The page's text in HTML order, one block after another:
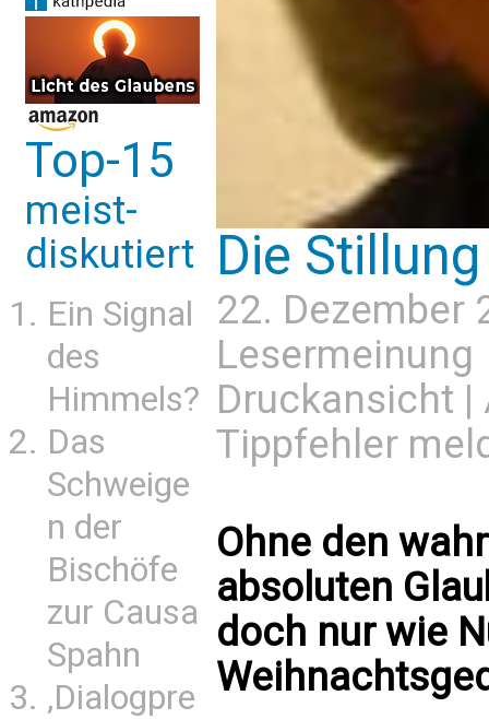
Top-15
meist-
diskutiert
Ein Signal
des
Himmels?
Das
Schweige
n der
Bischöfe
zur Causa
Spahn
‚Dialogpre
Die
22. Dezember
Lesermeinung
Druckansicht |
Tippfehler
Ohne den
absoluten
doch nur wie